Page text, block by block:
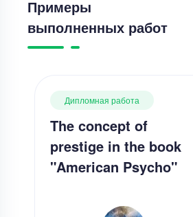
Примеры
выполненных работ
Дипломная работа
The concept of
prestige in the book
"American Psycho"